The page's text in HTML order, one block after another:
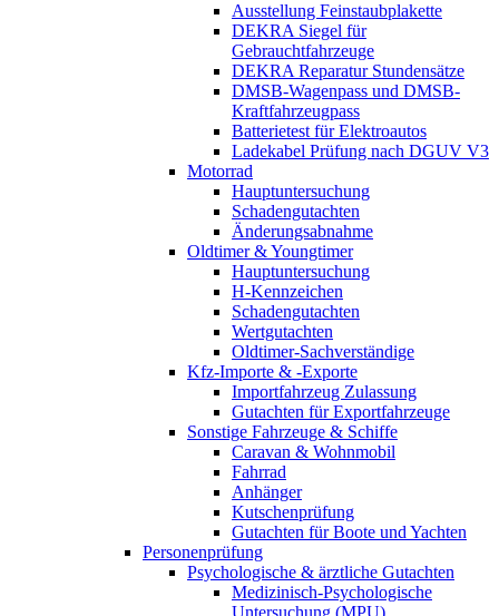
Ausstellung Feinstaubplakette
DEKRA Siegel für
Gebrauchtfahrzeuge
DEKRA Reparatur Stundensätze
DMSB-Wagenpass und DMSB-
Kraftfahrzeugpass
Batterietest für Elektroautos
Ladekabel Prüfung nach DGUV V3
Motorrad
Hauptuntersuchung
Schadengutachten
Änderungsabnahme
Oldtimer & Youngtimer
Hauptuntersuchung
H-Kennzeichen
Schadengutachten
Wertgutachten
Oldtimer-Sachverständige
Kfz-Importe & -Exporte
Importfahrzeug Zulassung
Gutachten für Exportfahrzeuge
Sonstige Fahrzeuge & Schiffe
Caravan & Wohnmobil
Fahrrad
Anhänger
Kutschenprüfung
Gutachten für Boote und Yachten
Personenprüfung
Psychologische & ärztliche Gutachten
Medizinisch-Psychologische
Untersuchung (MPU)